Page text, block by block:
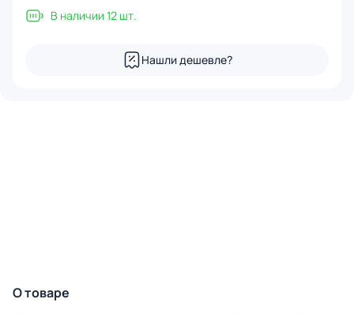
В наличии 12 шт.
Нашли дешевле?
О товаре